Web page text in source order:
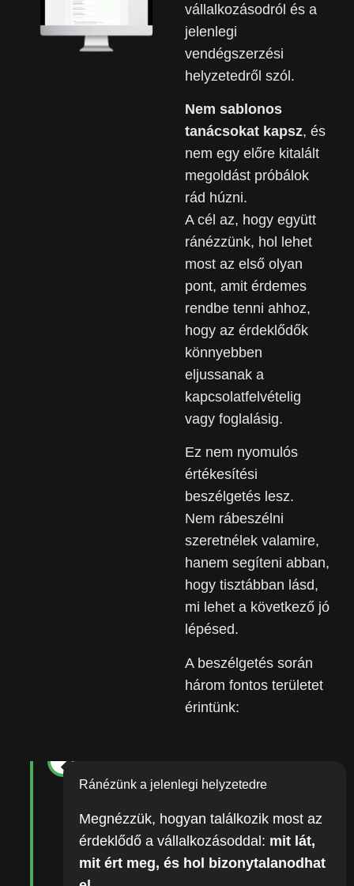
vállalkozásodról és a
jelenlegi
vendégszerzési
helyzetedről szól.
Nem sablonos
tanácsokat kapsz, és
nem egy előre kitalált
megoldást próbálok
rád húzni.
A cél az, hogy együtt
ránézzünk, hol lehet
most az első olyan
pont, amit érdemes
rendbe tenni ahhoz,
hogy az érdeklődők
könnyebben
eljussanak a
kapcsolatfelvételig
vagy foglalásig.
Ez nem nyomulós
értékesítési
beszélgetés lesz.
Nem rábeszélni
szeretnélek valamire,
hanem segíteni abban,
hogy tisztábban lásd,
mi lehet a következő jó
lépésed.
A beszélgetés során
három fontos területet
érintünk:
Ránézünk a jelenlegi helyzetedre
Megnézzük, hogyan találkozik most az
érdeklődő a vállalkozásoddal: mit lát,
mit ért meg, és hol bizonytalanodhat